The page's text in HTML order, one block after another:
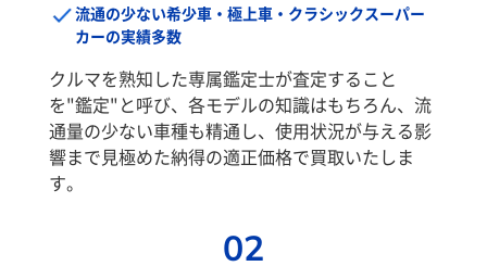
流通の少ない希少車・極上車・クラシックスーパー
カーの実績多数
クルマを熟知した専属鑑定士が査定すること
を"鑑定"と呼び、各モデルの知識はもちろん、流
通量の少ない車種も精通し、使用状況が与える影
響まで見極めた納得の適正価格で買取いたしま
す。
02